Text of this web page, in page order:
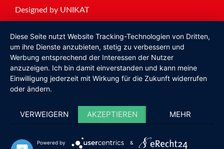
Designed by UNIKAT
Diese Seite nutzt Website Tracking-Technologien von Dritten,
um ihre Dienste anzubieten, stetig zu verbessern und
Werbung entsprechend der Interessen der Nutzer
anzuzeigen. Ich bin damit einverstanden und kann meine
Einwilligung jederzeit mit Wirkung für die Zukunft widerrufen
oder ändern.
VERWEIGERN AKZEPTIEREN MEHR
Powered by &